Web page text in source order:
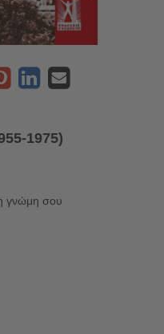
1975)
γνώμη σου